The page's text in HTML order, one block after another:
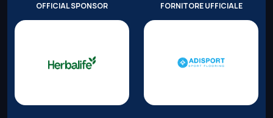
OFFICIAL SPONSOR FORNITORE UFFICIALE